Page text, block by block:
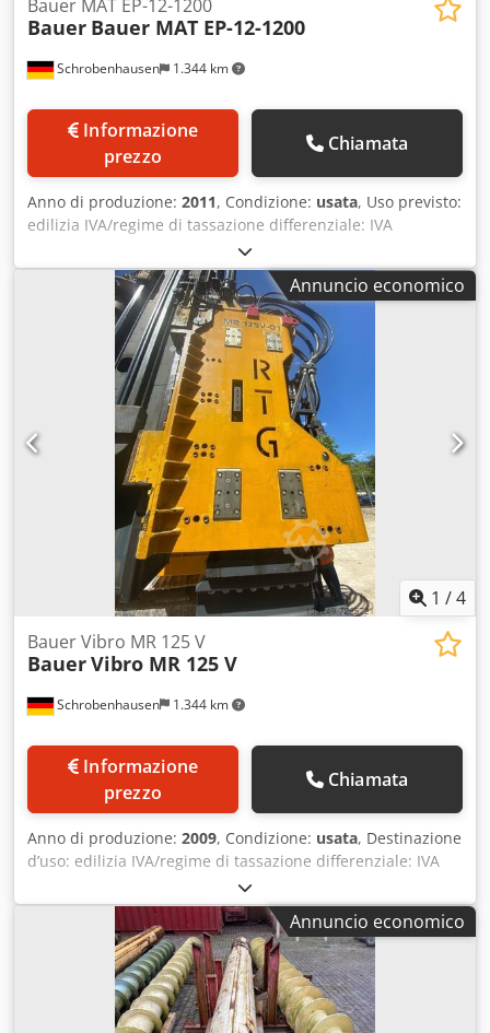
Schrobenhausen 1.344 km
Bauer MAT EP-12-1200
Bauer Bauer MAT EP-12-1200
prezzo
Chiamata
Anno di produzione: 2011, Condizione: usata, Uso previsto:
edilizia IVA/regime di tassazione differenziale: IVA
detraibile Per ulteriori informazioni, contattare Mohamad
Fattah Ahmad. Pompa a coclea eccentrica Bauer MAT EP-
12-1200 Buone condizioni Pronta all'uso Dsdpfoh Tyypsx Ai
Annuncio economico
1 /4
Schrobenhausen 1.344 km
Bauer Vibro MR 125 V
BauerVibro MR 125 V
prezzo
Chiamata
Anno di produzione: 2009, Condizione: usata, Destinazione
d’uso: edilizia IVA/regime di tassazione differenziale: IVA
detraibile Per ulteriori informazioni, contattare Mohamad
Fattah Ahmad. Dkodpfx Aeh Ty Dloi Hsr Compattatore
vibratorio MR 125 V con mandrino MRZ 125 RTG
Rammtechnik / Bauer Maschinen GmbH, compattatore
vibratorio Il compattatore vibratorio è immediatamente
pronto all’uso e in buone condizioni.
Annuncio economico